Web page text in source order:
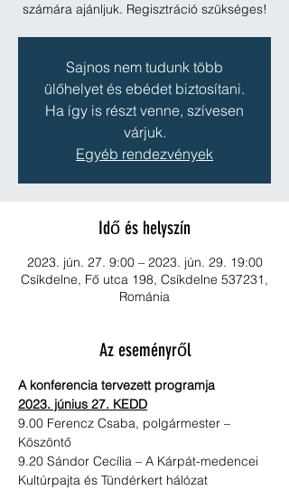
számára ajánljuk. Regisztráció szükséges!
Sajnos nem tudunk több
ülőhelyet és ebédet biztosítani.
Ha így is részt venne, szívesen
várjuk.
Egyéb rendezvények
Idő és helyszín
2023. jún. 27. 9:00 – 2023. jún. 29. 19:00
Csíkdelne, Fő utca 198, Csíkdelne 537231,
Románia
Az eseményről
A konferencia tervezett programja
2023. június 27. KEDD
9.00 Ferencz Csaba, polgármester –
Köszöntő
9.20 Sándor Cecília – A Kárpát-medencei
Kultúrpajta és Tündérkert hálózat